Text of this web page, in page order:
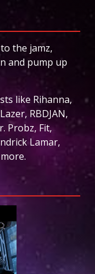
the jamz,
and pump up
like Rihanna,
RBDJAN,
Probz, Fit,
Lamar,